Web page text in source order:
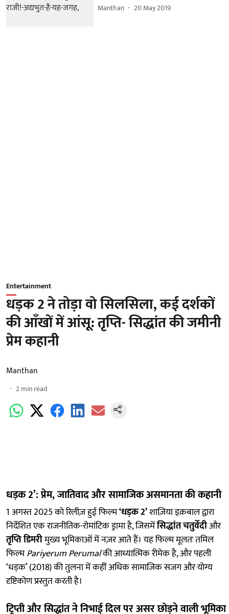
Manthan 20 May 2019
Entertainment
धड़क 2 ने तोड़ा वो सिलसिला, कई दर्शकों
की आँखों में आंसू: तृप्ति- सिद्धांत की जमीनी
प्रेम कहानी
Manthan
2min read
धड़क 2’: प्रेम, जातिवाद और सामाजिक असमानता की कहानी
1 अगस्त 2025 को रिलीज़ हुई फिल्म‘धड़क 2’शाज़िया इक़बाल द्वारा
निर्देशित एक राजनीतिक-रोमांटिक ड्रामा है, जिसमेंसिद्धांत चतुर्वेदीऔर
तृप्ति डिमरीमुख्य भूमिकाओं में नज़र आते हैं। यह फिल्म मूलतः तमिल
फिल्मPariyerum Perumalकी आध्यात्मिक रीमेक है, और पहली
‘धड़क’ (2018) की तुलना में कहीं अधिक सामाजिक सजग और योग्य
दृष्टिकोण प्रस्तुत करती है।
ट्रिप्ती और सिद्धांत ने निभाई दिल पर असर छोड़ने वाली भूमिका